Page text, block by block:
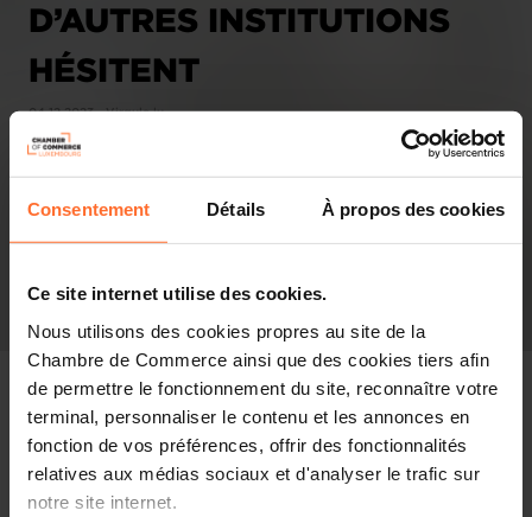
Consentement Détails À propos des cookies
Ce site internet utilise des cookies.
Nous utilisons des cookies propres au site de la
Chambre de Commerce ainsi que des cookies tiers afin
de permettre le fonctionnement du site, reconnaître votre
terminal, personnaliser le contenu et les annonces en
fonction de vos préférences, offrir des fonctionnalités
relatives aux médias sociaux et d'analyser le trafic sur
notre site internet.
D’AUTRES INSTITUTIONS
HÉSITENT
04.12.2023 - Virgule.lu